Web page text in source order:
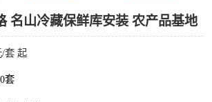
名山冷藏保鲜库安装 农产品基地
/套 起
套